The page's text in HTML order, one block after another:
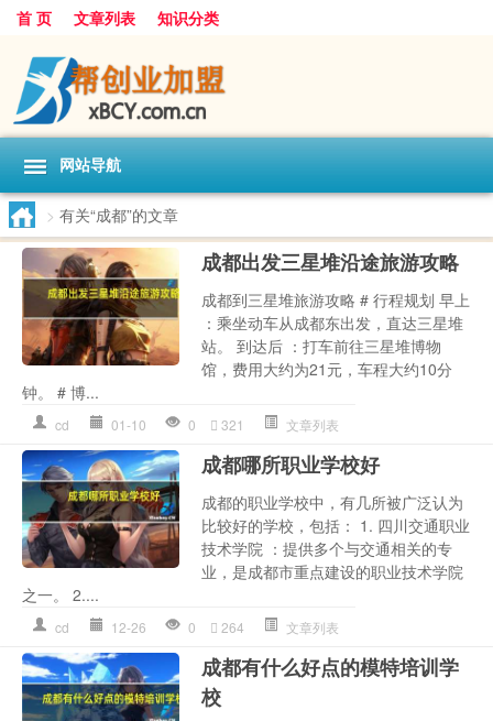
首 页 文章列表 知识分类
网站导航
> 有关“成都”的文章
成都出发三星堆沿途旅游攻略
成都到三星堆旅游攻略 # 行程规划 早上
：乘坐动车从成都东出发，直达三星堆
站。 到达后 ：打车前往三星堆博物
馆，费用大约为21元，车程大约10分
钟。 # 博...
cd 01-10 0 321 文章列表
成都哪所职业学校好
成都的职业学校中，有几所被广泛认为
比较好的学校，包括： 1. 四川交通职业
技术学院 ：提供多个与交通相关的专
业，是成都市重点建设的职业技术学院
之一。 2....
cd 12-26 0 264 文章列表
成都有什么好点的模特培训学
校